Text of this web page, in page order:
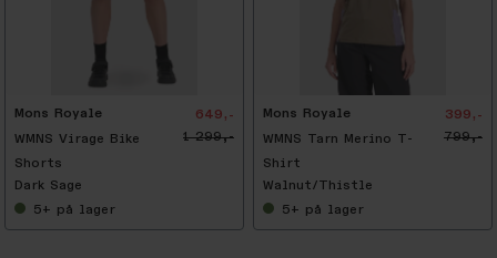
Mons Royale
WMNS Virage Bike
Shorts
649,-
1 299,-
Dark Sage
5+ på lager
Mons Royale
WMNS Tarn Merino T-
Shirt
399,-
799,-
Walnut/Thistle
5+ på lager